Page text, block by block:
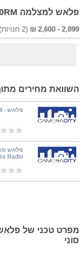
פלאש למצלמה Sony HVL-F60RM סוני
2,899
-
2,600
₪
(
2 חנויות)
השוואת מחירים מתוך 2
פלאש - Sony HVL-F60RM
Radio...
סוני